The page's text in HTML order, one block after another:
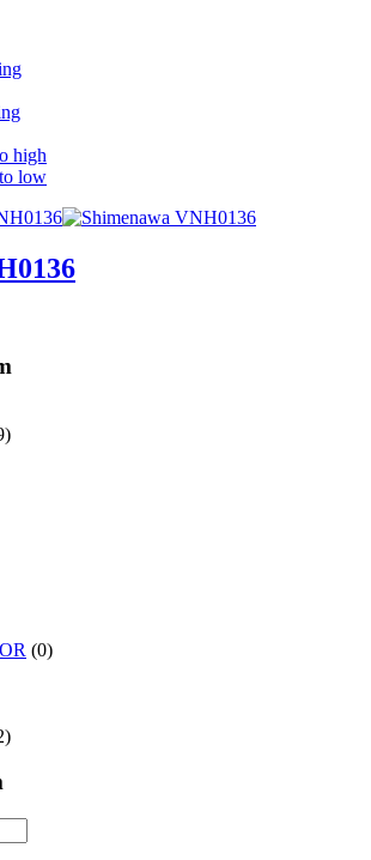
high
low
(0)